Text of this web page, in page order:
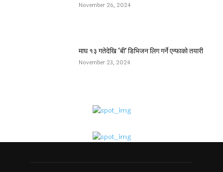
November 26, 2024
माघ १३ गतेदेखि ‘बी’ डिभिजन लिग गर्ने एन्फाको तयारी
November 23, 2024